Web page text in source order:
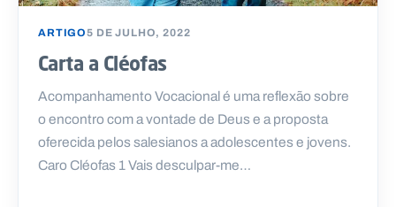
ARTIGO5 DE JULHO, 2022
Carta a Cléofas
Acompanhamento Vocacional é uma reflexão sobre
o encontro com a vontade de Deus e a proposta
oferecida pelos salesianos a adolescentes e jovens.
Caro Cléofas 1 Vais desculpar-me…
.
p
t
A
g
e
n
d
a
C
o
n
t
c